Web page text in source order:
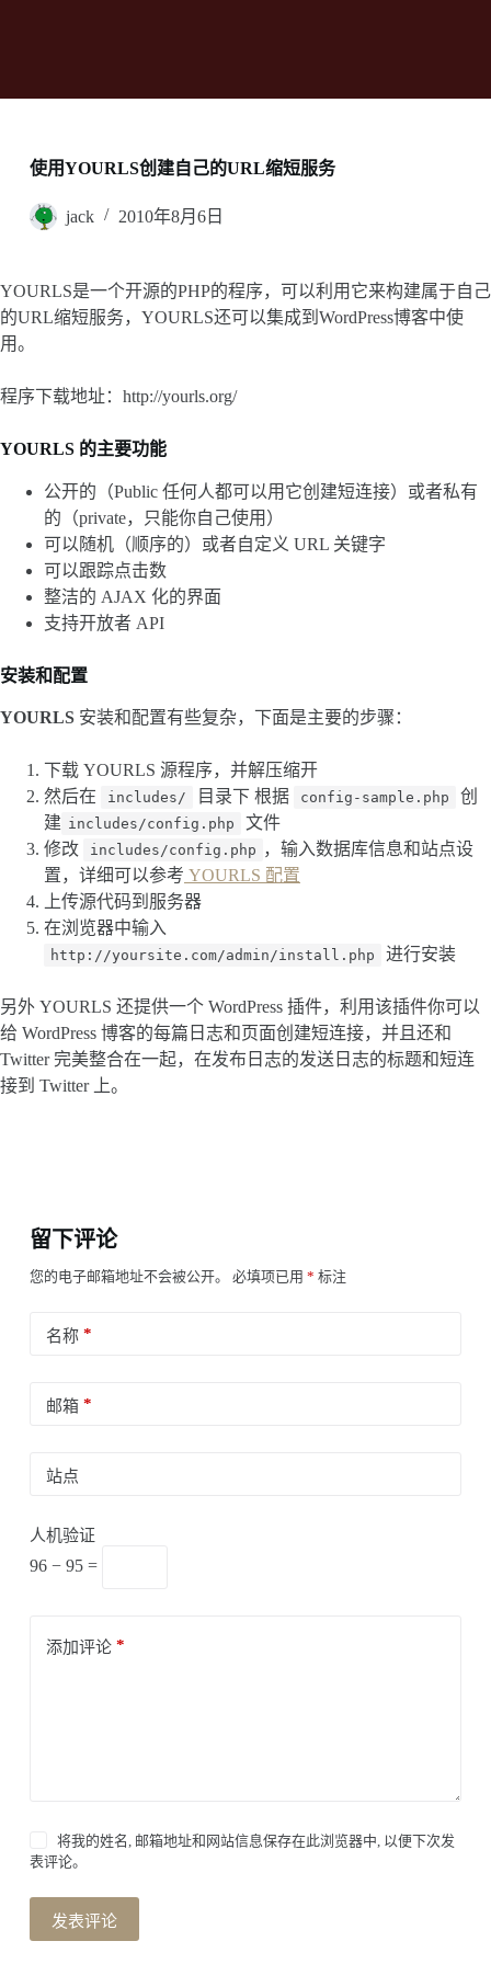
使用YOURLS创建自己的URL缩短服务
jack 2010年8月6日
YOURLS是一个开源的PHP的程序，可以利用它来构建属于自己
的URL缩短服务，YOURLS还可以集成到WordPress博客中使
用。
程序下载地址：http://yourls.org/
YOURLS 的主要功能
公开的（Public 任何人都可以用它创建短连接）或者私有
的（private，只能你自己使用）
可以随机（顺序的）或者自定义 URL 关键字
可以跟踪点击数
整洁的 AJAX 化的界面
支持开放者 API
安装和配置
YOURLS 安装和配置有些复杂，下面是主要的步骤：
下载 YOURLS 源程序，并解压缩开
然后在
includes/ 目录下 根据 config-sample.php
创
建 includes/config.php
文件
修改
includes/config.php ，输入数据库信息和站点设
置，详细可以参考 YOURLS 配置
上传源代码到服务器
在浏览器中输入
http://yoursite.com/admin/install.php 进行安装
另外 YOURLS 还提供一个 WordPress 插件，利用该插件你可以
给 WordPress 博客的每篇日志和页面创建短连接，并且还和
Twitter 完美整合在一起，在发布日志的发送日志的标题和短连
接到 Twitter 上。
留下评论
您的电子邮箱地址不会被公开。 必填项已用 * 标注
名称*
邮箱*
站点
人机验证
96 − 95 =
添加评论*
将我的姓名, 邮箱地址和网站信息保存在此浏览器中, 以便下次发
表评论。
发表评论